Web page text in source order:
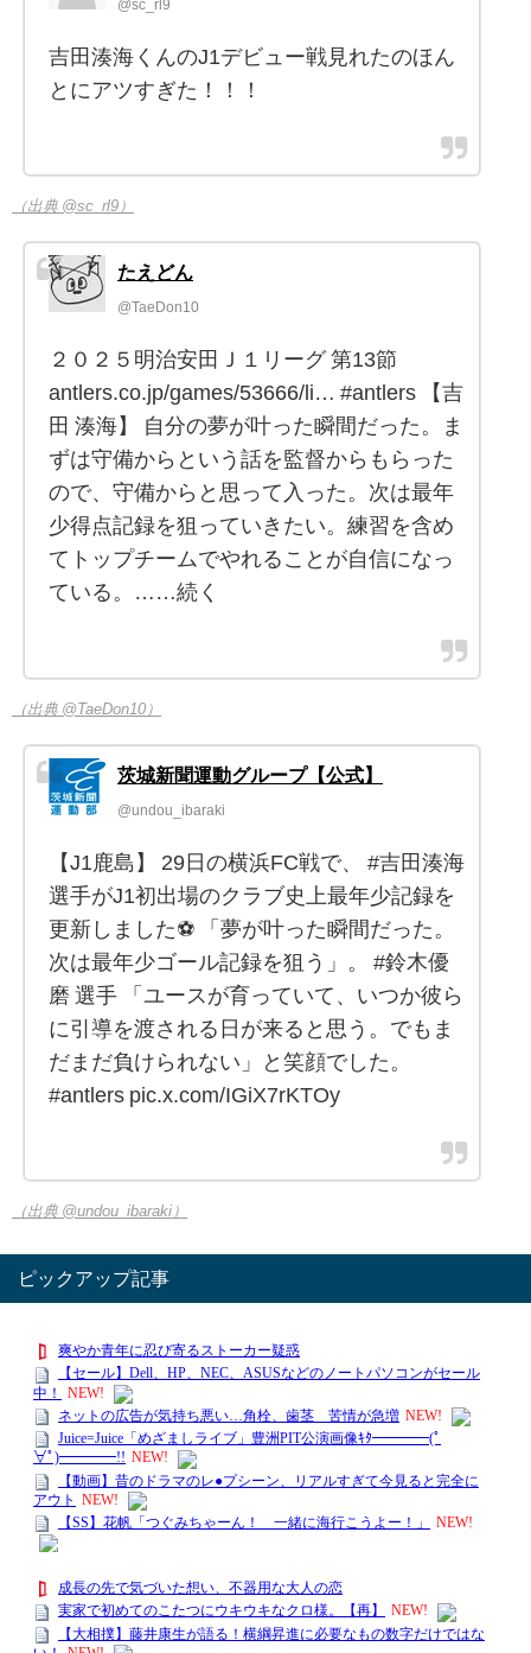
@sc_rl9
吉田湊海くんのJ1デビュー戦見れたのほん
とにアツすぎた！！！
（出典 @sc_rl9）
たえどん
@TaeDon10
２０２５明治安田Ｊ１リーグ 第13節
antlers.co.jp/games/53666/li… #antlers 【吉
田 湊海】 自分の夢が叶った瞬間だった。ま
ずは守備からという話を監督からもらった
ので、守備からと思って入った。次は最年
少得点記録を狙っていきたい。練習を含め
てトップチームでやれることが自信になっ
ている。……続く
（出典 @TaeDon10）
茨城新聞運動グループ【公式】
@undou_ibaraki
【J1鹿島】 29日の横浜FC戦で、 #吉田湊海
選手がJ1初出場のクラブ史上最年少記録を
更新しました⚽️ 「夢が叶った瞬間だった。
次は最年少ゴール記録を狙う」。 #鈴木優
磨 選手 「ユースが育っていて、いつか彼ら
に引導を渡される日が来ると思う。でもま
だまだ負けられない」と笑顔でした。
#antlers pic.x.com/IGiX7rKTOy
（出典 @undou_ibaraki）
ピックアップ記事